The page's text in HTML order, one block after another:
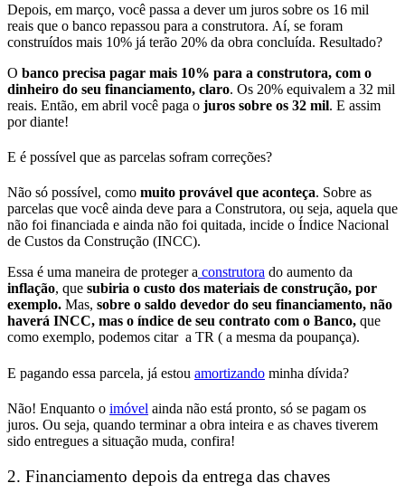
Depois, em março, você passa a dever um juros sobre os 16 mil
reais que o banco repassou para a construtora. Aí, se foram
construídos mais 10% já terão 20% da obra concluída. Resultado?
O banco precisa pagar mais 10% para a construtora, com o
dinheiro do seu financiamento, claro. Os 20% equivalem a 32 mil
reais. Então, em abril você paga o juros sobre os 32 mil. E assim
por diante!
E é possível que as parcelas sofram correções?
Não só possível, como muito provável que aconteça. Sobre as
parcelas que você ainda deve para a Construtora, ou seja, aquela que
não foi financiada e ainda não foi quitada, incide o Índice Nacional
de Custos da Construção (INCC).
Essa é uma maneira de proteger a construtora do aumento da
inflação, que subiria o custo dos materiais de construção, por
exemplo. Mas, sobre o saldo devedor do seu financiamento, não
haverá INCC, mas o índice de seu contrato com o Banco, que
como exemplo, podemos citar a TR ( a mesma da poupança).
E pagando essa parcela, já estou amortizando minha dívida?
Não! Enquanto o imóvel ainda não está pronto, só se pagam os
juros. Ou seja, quando terminar a obra inteira e as chaves tiverem
sido entregues a situação muda, confira!
2. Financiamento depois da entrega das chaves